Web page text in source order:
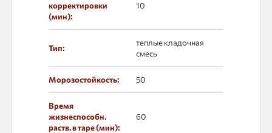
корректировки
(мин):
10
Тип:
теплые кладочная
смесь
Морозостойкость: 50
Время
жизнеспособн.
раств. в таре (мин):
60